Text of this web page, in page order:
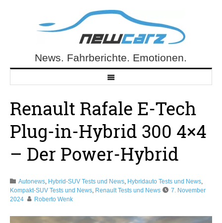
NewCarz.deNews. Fahrberichte. Emotionen.
Renault Rafale E-Tech
Plug-in-Hybrid 300 4×4
– Der Power-Hybrid
Autonews, Hybrid-SUV Tests und News, Hybridauto Tests und News,
Kompakt-SUV Tests und News, Renault Tests und News
7. November
2024
Roberto Wenk